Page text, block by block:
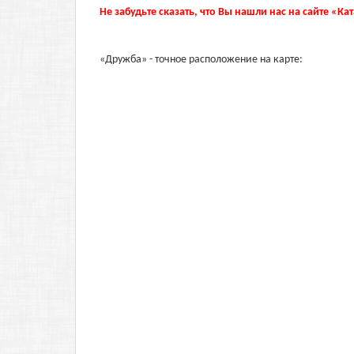
Не забудьте сказать, что Вы нашли нас на сайте
«Дружба» - точное расположение на карте: